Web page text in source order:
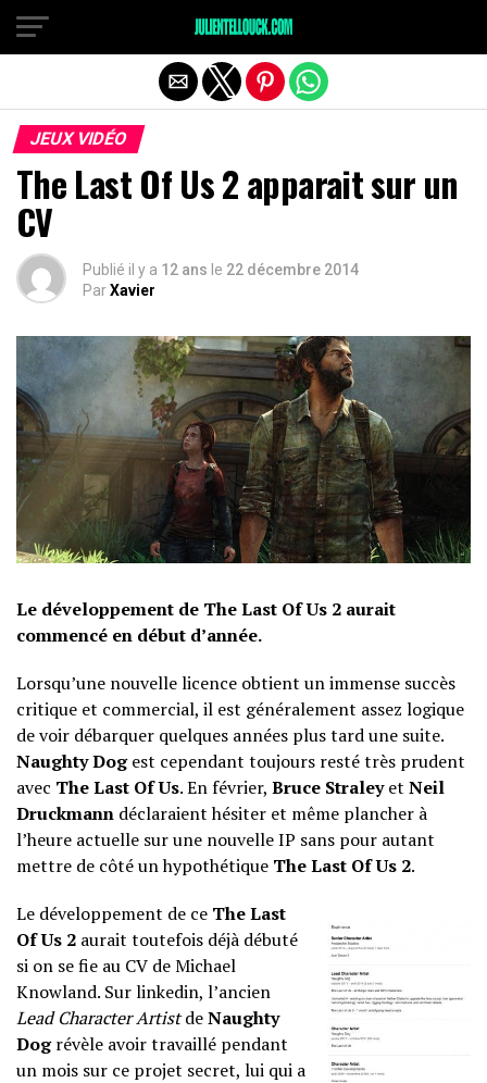
JEUX VIDÉO
The Last Of Us 2 apparait sur un
CV
Publié il y a 12 ans le 22 décembre 2014
ParXavier
Le développement de The Last Of Us 2 aurait
commencé en début d’année.
Lorsqu’une nouvelle licence obtient un immense succès
critique et commercial, il est généralement assez logique
de voir débarquer quelques années plus tard une suite.
Naughty Dogest cependant toujours resté très prudent
avec The Last Of Us. En février, Bruce Straleyet Neil
Druckmann déclaraient hésiter et même plancher à
l’heure actuelle sur une nouvelle IP sans pour autant
mettre de côté un hypothétique The Last Of Us 2.
Le développement de ce The Last
Of Us 2 aurait toutefois déjà débuté
si on se fie au CV de Michael
Knowland. Surlinkedin, l’ancien
Lead Character ArtistdeNaughty
Dogrévèle avoir travaillé pendant
un mois sur ce projet secret, lui qui a